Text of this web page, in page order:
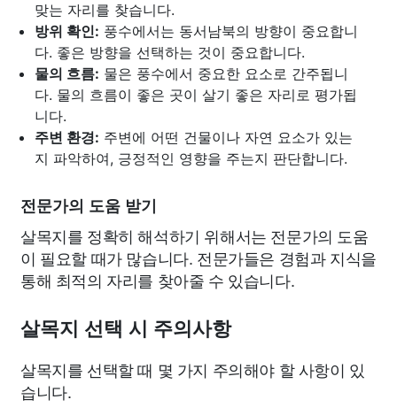
맞는 자리를 찾습니다.
방위 확인: 풍수에서는 동서남북의 방향이 중요합니
다. 좋은 방향을 선택하는 것이 중요합니다.
물의 흐름: 물은 풍수에서 중요한 요소로 간주됩니
다. 물의 흐름이 좋은 곳이 살기 좋은 자리로 평가됩
니다.
주변 환경: 주변에 어떤 건물이나 자연 요소가 있는
지 파악하여, 긍정적인 영향을 주는지 판단합니다.
전문가의 도움 받기
살목지를 정확히 해석하기 위해서는 전문가의 도움
이 필요할 때가 많습니다. 전문가들은 경험과 지식을
통해 최적의 자리를 찾아줄 수 있습니다.
살목지 선택 시 주의사항
살목지를 선택할 때 몇 가지 주의해야 할 사항이 있
습니다.